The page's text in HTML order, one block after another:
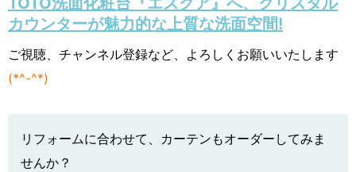
カウンターが魅力的な上質な洗面空間!
ご視聴、チャンネル登録など、よろしくお願いいたします
(*^-^*)
リフォームに合わせて、カーテンもオーダーしてみま
せんか？